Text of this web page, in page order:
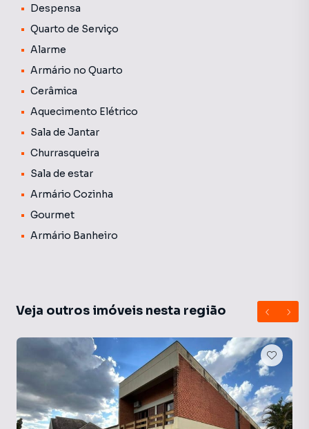
com garagem privativa para até 6 carros, oferecendo
praticidade para clientes e colaboradores.
📍 Localização Privilegiada:
Localizado na Rua Jônatas Serrano, em região estratégica
com fácil acesso às principais vias da cidade e excelente
visibilidade para o seu negócio.
Despensa
Quarto de Serviço
Alarme
Armário no Quarto
Cerâmica
Aquecimento Elétrico
Sala de Jantar
Churrasqueira
Sala de estar
Armário Cozinha
Gourmet
Armário Banheiro
Veja outros imóveis nesta região